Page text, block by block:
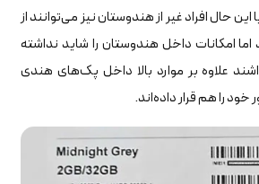
حال افراد غیر از هندوستان نیز می‌توانند از
امکانات داخل هندوستان را شاید نداشته
علاوه بر موارد بالا داخل پک‌های هندی
را هم قرار داده‌اند.